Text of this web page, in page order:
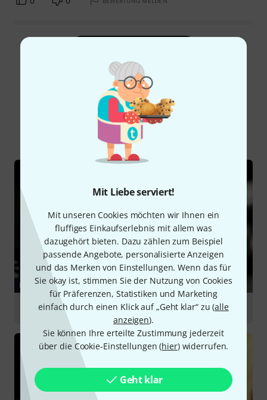
Mit Liebe serviert!
Mit unseren Cookies möchten wir Ihnen ein
fluffiges Einkaufserlebnis mit allem was
dazugehört bieten. Dazu zählen zum Beispiel
passende Angebote, personalisierte Anzeigen
und das Merken von Einstellungen. Wenn das für
Sie okay ist, stimmen Sie der Nutzung von Cookies
für Präferenzen, Statistiken und Marketing
einfach durch einen Klick auf „Geht klar“ zu (alle
anzeigen).
Sie können Ihre erteilte Zustimmung jederzeit
über die Cookie-Einstellungen (hier) widerrufen.
Geht klar
Schon gewusst?
Ratgeber
RATGEBER
DJ-Systeme